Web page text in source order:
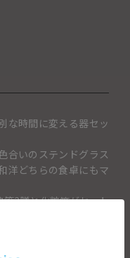
な時間に変える器セッ
合いのステンドグラス
洋どちらの食卓にもマ
2膳と化粧箱がセット
。